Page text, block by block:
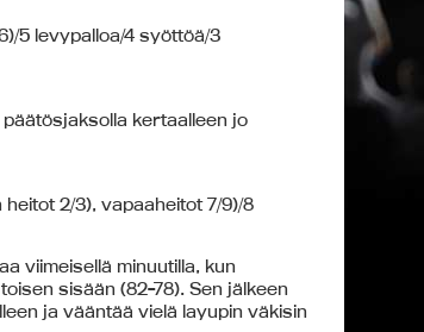
5 levypalloa/4 syöttöä/3
kertaalleen jo
2/3), vapaaheitot 7/9)/8
viimeisellä minuutilla, kun
sisään (82-78). Sen jälkeen
ja vääntää vielä layupin väkisin